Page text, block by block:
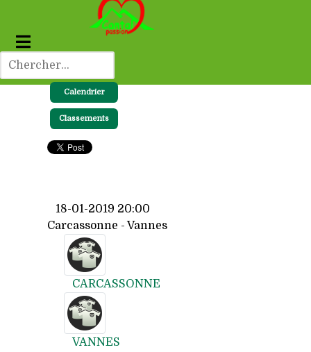
Calendrier
Classements
18-01-2019 20:00
Carcassonne - Vannes
CARCASSONNE
VANNES